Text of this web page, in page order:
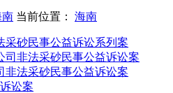
南 当前位置： 海南
采砂民事公益诉讼系列案
司非法采砂民事公益诉讼案
非法采砂民事公益诉讼案
讼案